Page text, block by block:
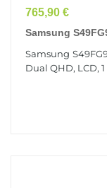
Prix
765,90 €
Samsung
Samsung
Dual QHD, LCD,